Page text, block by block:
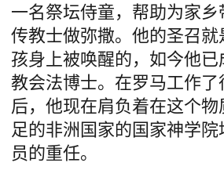
一名祭坛侍童，帮助为家乡
传教士做弥撒。他的圣召就
孩身上被唤醒的，如今他已
教会法博士。在罗马工作了
后，他现在肩负着在这个
足的非洲国家的国家神学
员的重任。